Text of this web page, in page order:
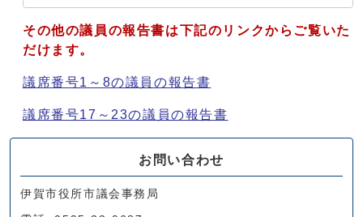
その他の議員の報告書は下記のリンクからご覧いた
だけます。
議席番号1～8の議員の報告書
議席番号17～23の議員の報告書
お問い合わせ
伊賀市役所市議会事務局